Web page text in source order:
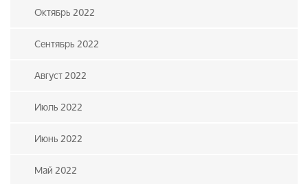
Октябрь 2022
Сентябрь 2022
Август 2022
Июль 2022
Июнь 2022
Май 2022